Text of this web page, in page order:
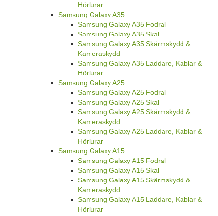
Hörlurar
Samsung Galaxy A35
Samsung Galaxy A35 Fodral
Samsung Galaxy A35 Skal
Samsung Galaxy A35 Skärmskydd &
Kameraskydd
Samsung Galaxy A35 Laddare, Kablar &
Hörlurar
Samsung Galaxy A25
Samsung Galaxy A25 Fodral
Samsung Galaxy A25 Skal
Samsung Galaxy A25 Skärmskydd &
Kameraskydd
Samsung Galaxy A25 Laddare, Kablar &
Hörlurar
Samsung Galaxy A15
Samsung Galaxy A15 Fodral
Samsung Galaxy A15 Skal
Samsung Galaxy A15 Skärmskydd &
Kameraskydd
Samsung Galaxy A15 Laddare, Kablar &
Hörlurar